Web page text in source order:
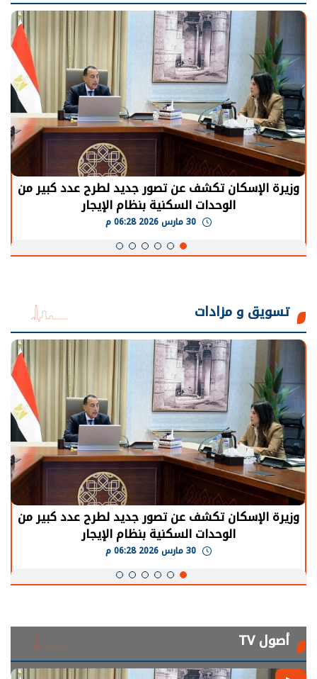
الرئيس السيسي: توقف الأنشطة في قطاع الطاقة
يحتاج إلى سنوات لعودة معدلات الإنتاج الطبيعية
30 مارس 2026 05:08 م
تسويق و مزادات
الرئيس السيسي: توقف الأنشطة في قطاع الطاقة
يحتاج إلى سنوات لعودة معدلات الإنتاج الطبيعية
30 مارس 2026 05:08 م
أصول TV